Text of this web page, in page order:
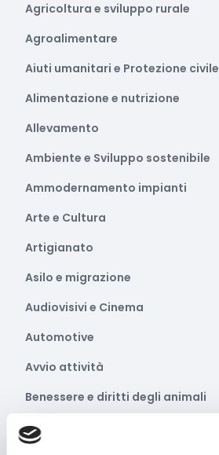
Agricoltura e sviluppo rurale
Agroalimentare
Aiuti umanitari e Protezione civile
Alimentazione e nutrizione
Allevamento
Ambiente e Sviluppo sostenibile
Ammodernamento impianti
Arte e Cultura
Artigianato
Asilo e migrazione
Audiovisivi e Cinema
Automotive
Avvio attività
Benessere e diritti degli animali
Biodiversità